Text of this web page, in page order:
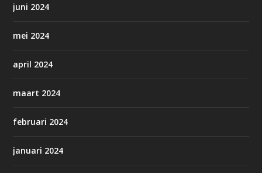
juni 2024
mei 2024
april 2024
maart 2024
februari 2024
januari 2024